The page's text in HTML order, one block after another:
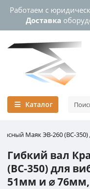
Работаем с
Доставка
Каталог
Маяк ЭВ-260 (ВС-
Гибкий вал
(ВС-350) для
51мм и ⌀